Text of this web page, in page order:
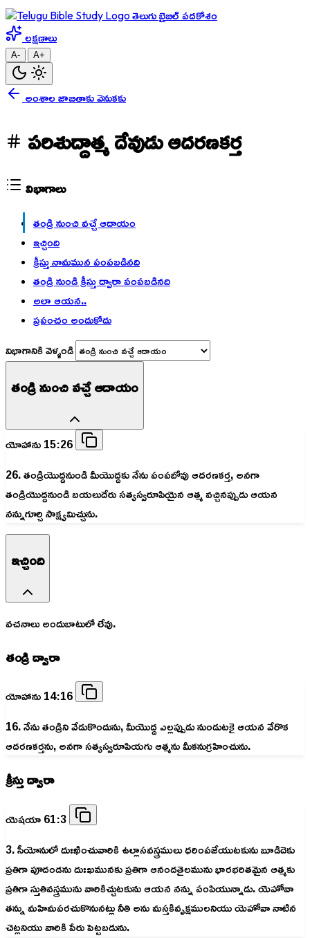
తెలుగు బైబిల్ పదకోశం
లక్షణాలు
A- A+
అంశాల జాబితాకు వెనుకకు
పరిశుద్దాత్మ దేవుడు ఆదరణకర్త
విభాగాలు
తండ్రి నుంచి వచ్చే ఆదాయం
ఇచ్చింది
క్రీస్తు నామమున పంపబడినది
తండ్రి నుండి క్రీస్తు ద్వారా పంపబడినది
అలా ఆయన..
ప్రపంచం అందుకోదు
విభాగానికి వెళ్ళండి
తండ్రి నుంచి వచ్చే ఆదాయం
యోహాను 15:26
26. తండ్రియొద్దనుండి మీయొద్దకు నేను పంపబోవు ఆదరణకర్త, అనగా
తండ్రియొద్దనుండి బయలుదేరు సత్యస్వరూపియైన ఆత్మ వచ్చినప్పుడు ఆయన
నన్నుగూర్చి సాక్ష్యమిచ్చును.
ఇచ్చింది
వచనాలు అందుబాటులో లేవు.
తండ్రి ద్వారా
యోహాను 14:16
16. నేను తండ్రిని వేడుకొందును, మీయొద్ద ఎల్లప్పుడు నుండుటకై ఆయన వేరొక
ఆదరణకర్తను, అనగా సత్యస్వరూపియగు ఆత్మను మీకనుగ్రహించును.
క్రీస్తు ద్వారా
యెషయా 61:3
3. సీయోనులో దుఃఖించువారికి ఉల్లాసవస్త్రములు ధరింపజేయుటకును బూడిదెకు
ప్రతిగా పూదండను దుఃఖమునకు ప్రతిగా ఆనందతైలమును భారభరితమైన ఆత్మకు
ప్రతిగా స్తుతివస్త్రమును వారికిచ్చుటకును ఆయన నన్ను పంపియున్నాడు. యెహోవా
తన్ను మహిమపరచుకొనునట్లు నీతి అను మస్తకివృక్షములనియు యెహోవా నాటిన
చెట్లనియు వారికి పేరు పెట్టబడును.